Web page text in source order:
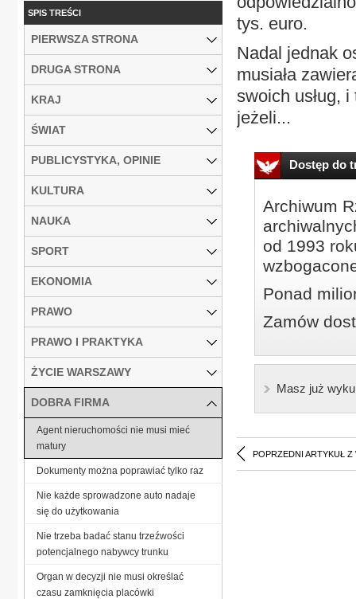
tys. euro.
Nadal jednak
musiała
swoich usług,
jeżeli...
Dostęp do
Archiwum
od 1993
Ponad
Zamów
Masz już
POPRZEDNI ARTYKUŁ Z
SPIS TREŚCI
PIERWSZA STRONA
DRUGA STRONA
KRAJ
ŚWIAT
PUBLICYSTYKA, OPINIE
KULTURA
NAUKA
SPORT
EKONOMIA
PRAWO
PRAWO I PRAKTYKA
ŻYCIE WARSZAWY
DOBRA FIRMA
Agent nieruchomości nie musi mieć
matury
Dokumenty można poprawiać tylko raz
Nie każde sprowadzone auto nadaje
się do użytkowania
Nie trzeba badać stanu trzeźwości
potencjalnego nabywcy trunku
Organ w decyzji nie musi określać
czasu zamknięcia placówki